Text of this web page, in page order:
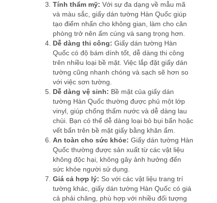
Tính thẩm mỹ: Với sự đa dạng về mẫu mã
và màu sắc, giấy dán tường Hàn Quốc giúp
tạo điểm nhấn cho không gian, làm cho căn
phòng trở nên ấm cúng và sang trọng hơn.
Dễ dàng thi công: Giấy dán tường Hàn
Quốc có độ bám dính tốt, dễ dàng thi công
trên nhiều loại bề mặt. Việc lắp đặt giấy dán
tường cũng nhanh chóng và sạch sẽ hơn so
với việc sơn tường.
Dễ dàng vệ sinh: Bề mặt của giấy dán
tường Hàn Quốc thường được phủ một lớp
vinyl, giúp chống thấm nước và dễ dàng lau
chùi. Bạn có thể dễ dàng loại bỏ bụi bẩn hoặc
vết bẩn trên bề mặt giấy bằng khăn ẩm.
An toàn cho sức khỏe: Giấy dán tường Hàn
Quốc thường được sản xuất từ các vật liệu
không độc hại, không gây ảnh hưởng đến
sức khỏe người sử dụng.
Giá cả hợp lý: So với các vật liệu trang trí
tường khác, giấy dán tường Hàn Quốc có giá
cả phải chăng, phù hợp với nhiều đối tượng